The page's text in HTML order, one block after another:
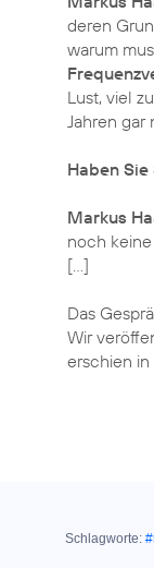
deren
warum
Lust, viel
Jahren gar
Haben
Markus
noch
[…]
Das
Wir
erschien in
Schlagworte: